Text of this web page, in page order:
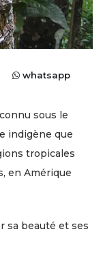
whatsapp
sous le
indigène que
tropicales
en Amérique
sa beauté et ses